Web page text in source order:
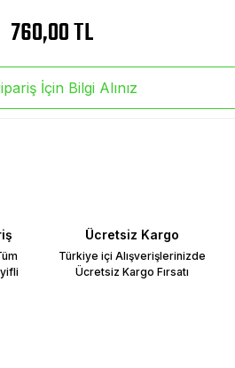
760,00 TL
İçin Bilgi Alınız
Ücretsiz Kargo
Türkiye içi Alışverişlerinizde
Ücretsiz Kargo Fırsatı